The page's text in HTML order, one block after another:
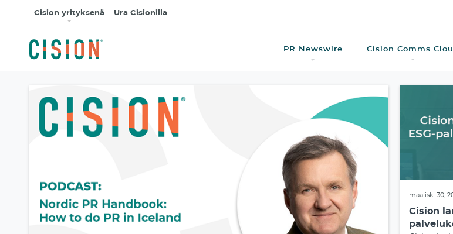
Cision yrityksenä Ura Cisionilla
PR Newswire Cision Comms
Mediasuhteet ja PR
maalisk. 30,
Cision